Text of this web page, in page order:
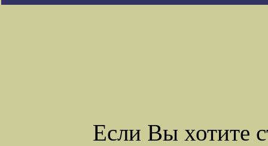
Если Вы хотите